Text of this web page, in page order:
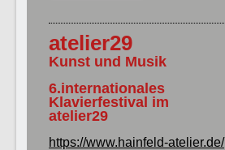
atelier29
Kunst und Musik
6.internationales
Klavierfestival im
atelier29
https://www.hainfeld-atelier.de/